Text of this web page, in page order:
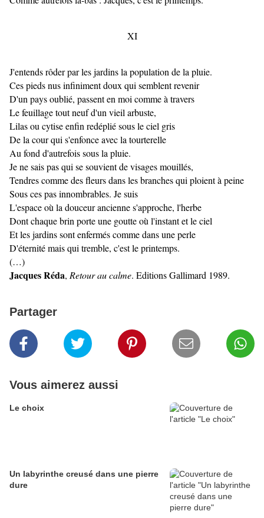
XI
J'entends rôder par les jardins la population de la pluie.
Ces pieds nus infiniment doux qui semblent revenir
D'un pays oublié, passent en moi comme à travers
Le feuillage tout neuf d'un vieil arbuste,
Lilas ou cytise enfin redéplié sous le ciel gris
De la cour qui s'enfonce avec la tourterelle
Au fond d'autrefois sous la pluie.
Je ne sais pas qui se souvient de visages mouillés,
Tendres comme des fleurs dans les branches qui ploient à peine
Sous ces pas innombrables. Je suis
L'espace où la douceur ancienne s'approche, l'herbe
Dont chaque brin porte une goutte où l'instant et le ciel
Et les jardins sont enfermés comme dans une perle
D'éternité mais qui tremble, c'est le printemps.
(…)
Jacques Réda, Retour au calme. Editions Gallimard 1989.
Partager
Vous aimerez aussi
Le choix
Un labyrinthe creusé dans une pierre
dure